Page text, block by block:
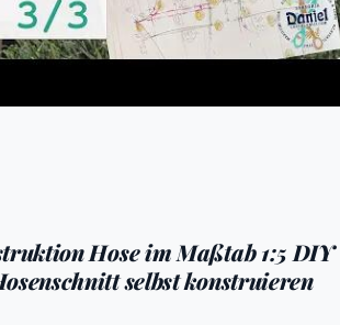
Hose im Maßtab 1:5 DIY
selbst konstruieren